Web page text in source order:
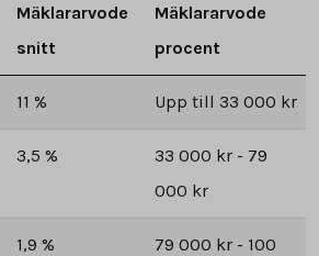
Mäklararvode
snitt
Mäklararvode
procent
11 % Upp till 33 000 kr
3,5 %
33 000 kr - 79
000 kr
1,9 %
79 000 kr - 100